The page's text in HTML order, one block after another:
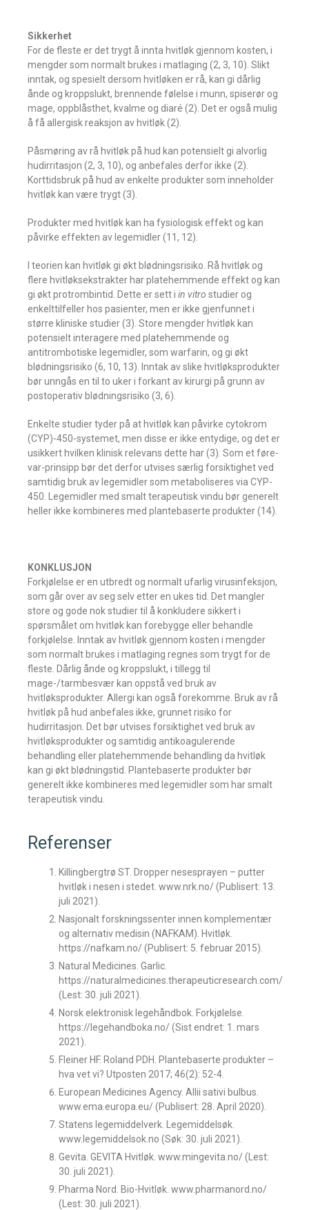
Sikkerhet
For de fleste er det trygt å innta hvitløk gjennom kosten, i
mengder som normalt brukes i matlaging (2, 3, 10). Slikt
inntak, og spesielt dersom hvitløken er rå, kan gi dårlig
ånde og kroppslukt, brennende følelse i munn, spiserør og
mage, oppblåsthet, kvalme og diaré (2). Det er også mulig
å få allergisk reaksjon av hvitløk (2).
Påsmøring av rå hvitløk på hud kan potensielt gi alvorlig
hudirritasjon (2, 3, 10), og anbefales derfor ikke (2).
Korttidsbruk på hud av enkelte produkter som inneholder
hvitløk kan være trygt (3).
Produkter med hvitløk kan ha fysiologisk effekt og kan
påvirke effekten av legemidler (11, 12).
I teorien kan hvitløk gi økt blødningsrisiko. Rå hvitløk og
flere hvitløksekstrakter har platehemmende effekt og kan
gi økt protrombintid. Dette er sett i in vitro studier og
enkelttilfeller hos pasienter, men er ikke gjenfunnet i
større kliniske studier (3). Store mengder hvitløk kan
potensielt interagere med platehemmende og
antitrombotiske legemidler, som warfarin, og gi økt
blødningsrisiko (6, 10, 13). Inntak av slike hvitløksprodukter
bør unngås en til to uker i forkant av kirurgi på grunn av
postoperativ blødningsrisiko (3, 6).
Enkelte studier tyder på at hvitløk kan påvirke cytokrom
(CYP)-450-systemet, men disse er ikke entydige, og det er
usikkert hvilken klinisk relevans dette har (3). Som et føre-
var-prinsipp bør det derfor utvises særlig forsiktighet ved
samtidig bruk av legemidler som metaboliseres via CYP-
450. Legemidler med smalt terapeutisk vindu bør generelt
heller ikke kombineres med plantebaserte produkter (14).
KONKLUSJON
Forkjølelse er en utbredt og normalt ufarlig virusinfeksjon,
som går over av seg selv etter en ukes tid. Det mangler
store og gode nok studier til å konkludere sikkert i
spørsmålet om hvitløk kan forebygge eller behandle
forkjølelse. Inntak av hvitløk gjennom kosten i mengder
som normalt brukes i matlaging regnes som trygt for de
fleste. Dårlig ånde og kroppslukt, i tillegg til
mage-/tarmbesvær kan oppstå ved bruk av
hvitløksprodukter. Allergi kan også forekomme. Bruk av rå
hvitløk på hud anbefales ikke, grunnet risiko for
hudirritasjon. Det bør utvises forsiktighet ved bruk av
hvitløksprodukter og samtidig antikoagulerende
behandling eller platehemmende behandling da hvitløk
kan gi økt blødningstid. Plantebaserte produkter bør
generelt ikke kombineres med legemidler som har smalt
terapeutisk vindu.
Referenser
Killingbergtrø ST. Dropper nesesprayen – putter
hvitløk i nesen i stedet. www.nrk.no/ (Publisert: 13.
juli 2021).
Nasjonalt forskningssenter innen komplementær
og alternativ medisin (NAFKAM). Hvitløk.
https://nafkam.no/ (Publisert: 5. februar 2015).
Natural Medicines. Garlic.
https://naturalmedicines.therapeuticresearch.com/
(Lest: 30. juli 2021).
Norsk elektronisk legehåndbok. Forkjølelse.
https://legehandboka.no/ (Sist endret: 1. mars
2021).
Fleiner HF. Roland PDH. Plantebaserte produkter –
hva vet vi? Utposten 2017; 46(2): 52-4.
European Medicines Agency. Allii sativi bulbus.
www.ema.europa.eu/ (Publisert: 28. April 2020).
Statens legemiddelverk. Legemiddelsøk.
www.legemiddelsok.no (Søk: 30. juli 2021).
Gevita. GEVITA Hvitløk. www.mingevita.no/ (Lest:
30. juli 2021).
Pharma Nord. Bio-Hvitløk. www.pharmanord.no/
(Lest: 30. juli 2021).